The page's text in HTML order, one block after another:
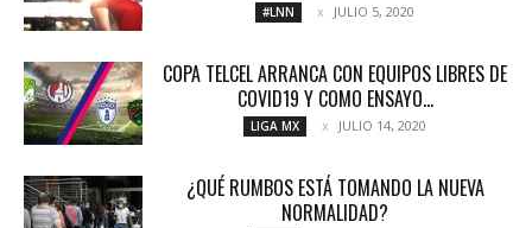
#LNN JULIO 5, 2020
COPA TELCEL ARRANCA CON EQUIPOS LIBRES DE
COVID19 Y COMO ENSAYO...
LIGA MX JULIO 14, 2020
¿QUÉ RUMBOS ESTÁ TOMANDO LA NUEVA
NORMALIDAD?